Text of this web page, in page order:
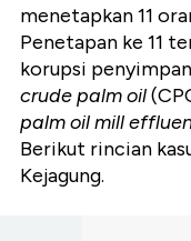
menetapkan11
Penetapan ke 11
korupsi
crude palm oil
palm oil mill
Berikut rincian
Kejagung.